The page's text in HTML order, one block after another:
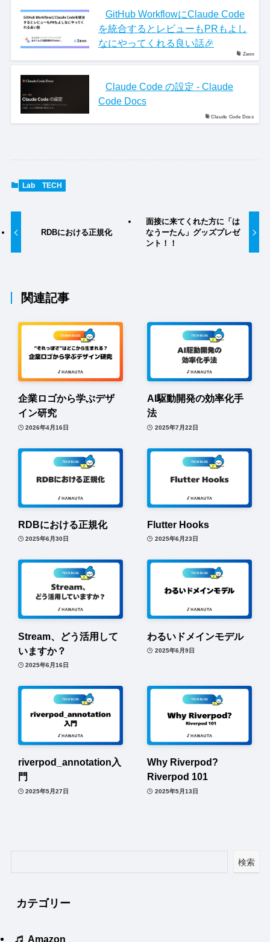
Zenn
GitHub WorkflowにClaude Code
を統合するとレビューもPRもよし
なにやってくれる良い話🎉
Claude Code Docs
Claude Code の設定 - Claude
Code Docs
Lab TECH
RDBにおける正規化
面接に来てくれた方に「は
なうーたん」グッズプレゼ
ント！！
関連記事
企業ロゴから学ぶデザ
イン研究
2026年4月16日
AI駆動開発の効率化手
法
2025年7月22日
RDBにおける正規化
2025年6月30日
Flutter Hooks
2025年6月23日
Stream、どう活用して
いますか？
2025年6月16日
わるいドメインモデル
2025年6月9日
riverpod_annotation入
門
2025年5月27日
Why Riverpod?
Riverpod 101
2025年5月13日
検索
カテゴリー
Amazon